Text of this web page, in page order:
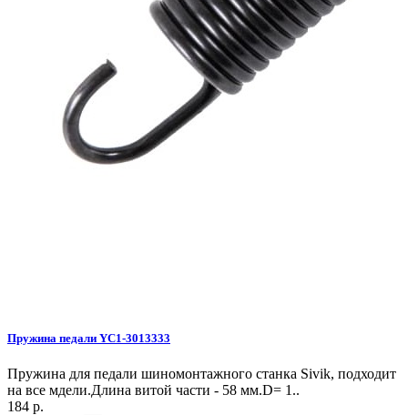
Пружина педали YC1-3013333
Пружина для педали шиномонтажного станка Sivik, подходит
на все мдели.Длина витой части - 58 мм.D= 1..
184 р.